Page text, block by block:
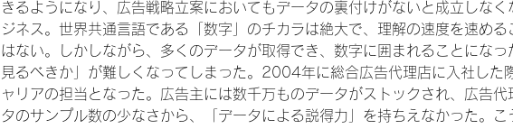
きるようになり、広告戦略立案においてもデータの裏付けがないと成立しな
ジネス。世界共通言語である「数字」のチカラは絶大で、理解の速度を速め
はない。しかしながら、多くのデータが取得でき、数字に囲まれることにな
見るべきか」が難しくなってしまった。2004年に総合広告代理店に入社した
ャリアの担当となった。広告主には数千万ものデータがストックされ、広告
タのサンプル数の少なさから、「データによる説得力」を持ちえなかった。こ